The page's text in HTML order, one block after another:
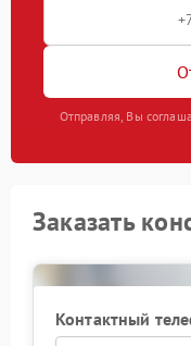
Отправляя, Вы
Заказать
Контактный